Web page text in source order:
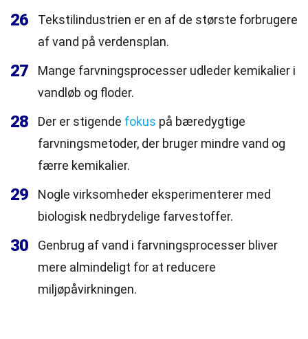
26
Tekstilindustrien er en af de største forbrugere
af vand på verdensplan.
27
Mange farvningsprocesser udleder kemikalier i
vandløb og floder.
28 Der er stigende fokus på bæredygtige
farvningsmetoder, der bruger mindre vand og
færre kemikalier.
29
Nogle virksomheder eksperimenterer med
biologisk nedbrydelige farvestoffer.
30
Genbrug af vand i farvningsprocesser bliver
mere almindeligt for at reducere
miljøpåvirkningen.